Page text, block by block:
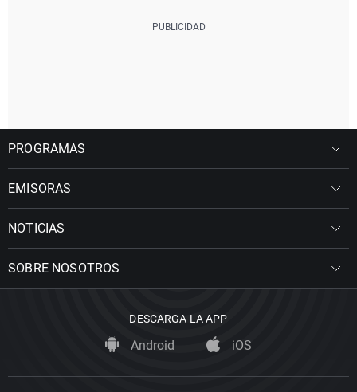
PROGRAMAS
EMISORAS
NOTICIAS
SOBRE NOSOTROS
DESCARGA LA APP
Android iOS